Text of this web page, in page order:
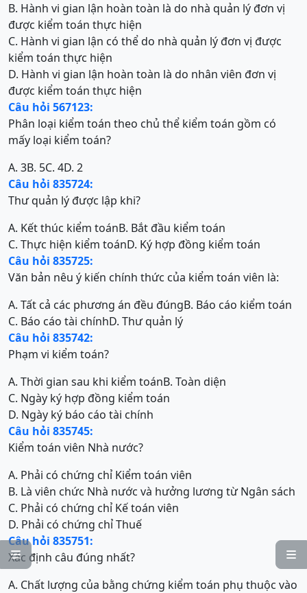


B. Hành vi gian lận hoàn toàn là do nhà quản lý đơn vị
được kiểm toán thực hiện
C. Hành vi gian lận có thể do nhà quản lý đơn vị được
kiểm toán thực hiện
D. Hành vi gian lận hoàn toàn là do nhân viên đơn vị
được kiểm toán thực hiện
Câu hỏi 567123:
Phân loại kiểm toán theo chủ thể kiểm toán gồm có
mấy loại kiểm toán?
A. 3B. 5C. 4D. 2
Câu hỏi 835724:
Thư quản lý được lập khi?
A. Kết thúc kiểm toánB. Bắt đầu kiểm toán
C. Thực hiện kiểm toánD. Ký hợp đồng kiểm toán
Câu hỏi 835725:
Văn bản nêu ý kiến chính thức của kiểm toán viên là:
A. Tất cả các phương án đều đúngB. Báo cáo kiểm toán
C. Báo cáo tài chínhD. Thư quản lý
Câu hỏi 835742:
Phạm vi kiểm toán?
A. Thời gian sau khi kiểm toánB. Toàn diện
C. Ngày ký hợp đồng kiểm toán
D. Ngày ký báo cáo tài chính
Câu hỏi 835745:
Kiểm toán viên Nhà nước?
A. Phải có chứng chỉ Kiểm toán viên
B. Là viên chức Nhà nước và hưởng lương từ Ngân sách
C. Phải có chứng chỉ Kế toán viên
D. Phải có chứng chỉ Thuế
Câu hỏi 835751:
Xác định câu đúng nhất?
A. Chất lượng của bằng chứng kiểm toán phụ thuộc vào